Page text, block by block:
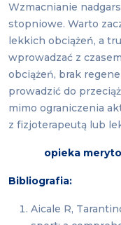
Wzmacnianie
stopniowe. Warto
lekkich obciążeń, a
wprowadzać z
obciążeń, brak
prowadzić do
mimo ograniczenia
z fizjoterapeutą lub
opieka
Bibliografia:
Aicale R,